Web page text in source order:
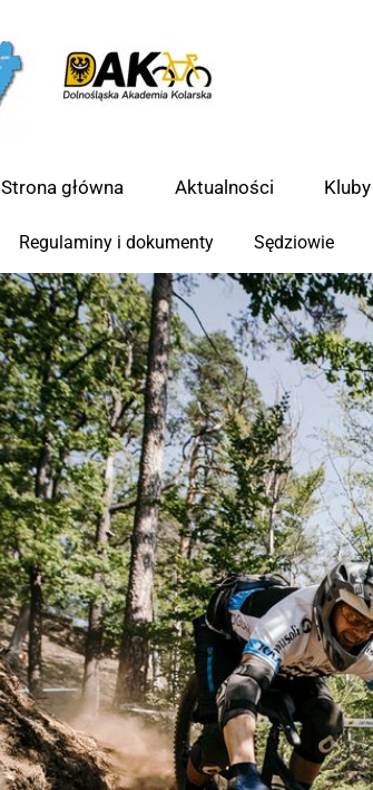
Strona główna Aktualności Kluby
Regulaminy i dokumenty Sędziowie